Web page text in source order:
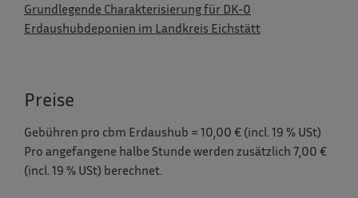
Grundlegende Charakterisierung für DK-0
Erdaushubdeponien im Landkreis Eichstätt
Preise
Gebühren pro cbm Erdaushub = 10,00 € (incl. 19 % USt)
Pro angefangene halbe Stunde werden zusätzlich 7,00 €
(incl. 19 % USt) berechnet.